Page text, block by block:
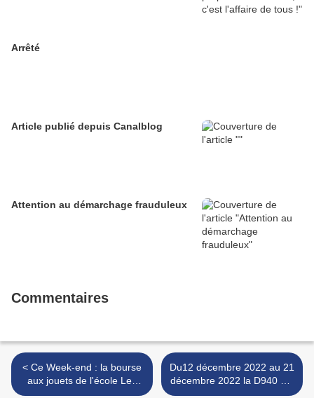
Arrêté
Article publié depuis Canalblog
Attention au démarchage frauduleux
Commentaires
< Ce Week-end : la bourse
aux jouets de l'école Les
Flobarts
Du12 décembre 2022 au 21
décembre 2022 la D940 sur
territoire de la commune